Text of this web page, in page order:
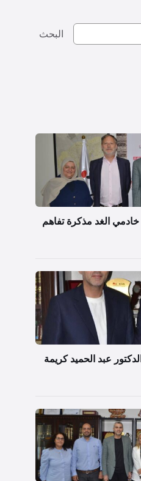
البحث
الغد مذكرة تفاهم
عبد الحميد كريمة